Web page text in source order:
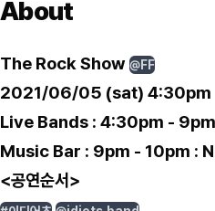
About
The Rock Show @FF
2021/06/05 (sat) 4:30pm
Live Bands : 4:30pm -
Music Bar : 9pm - 10pm :
<공연순서>